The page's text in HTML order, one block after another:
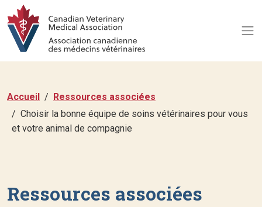
Accueil
Ressources associées
Choisir la bonne équipe de soins vétérinaires pour vous
et votre animal de compagnie
Ressources associées